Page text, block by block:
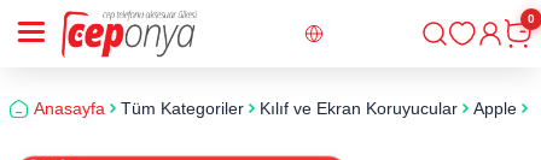
Giriş
0
Anasayfa Tüm Kategoriler Kılıf ve Ekran Koruyucular Apple